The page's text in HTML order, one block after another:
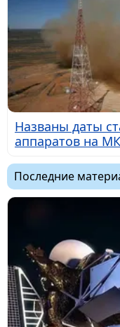
Названы даты
аппаратов на
Последние